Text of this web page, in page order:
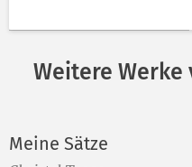
Weitere Werke
Meine Sätze